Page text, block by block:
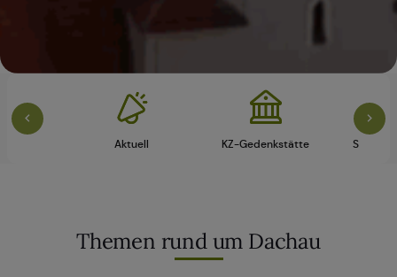
Aktuell KZ-Gedenkstätte Schloss
Themen rund um Dachau